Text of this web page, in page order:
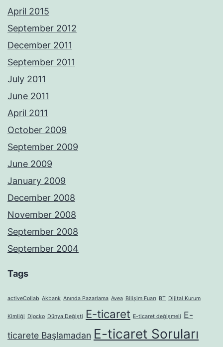
April 2015
September 2012
December 2011
September 2011
July 2011
June 2011
April 2011
October 2009
September 2009
June 2009
January 2009
December 2008
November 2008
September 2008
September 2004
Tags
activeCollab Akbank Anında Pazarlama Avea Bilişim Fuarı BT Dijital Kurum
Kimliği Djocko Dünya Değişti E-ticaret E-ticaret değişmeli E-
ticarete Başlamadan E-ticaret Soruları